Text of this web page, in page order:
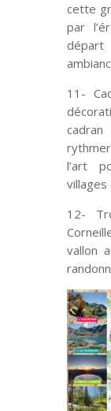
cette
par
11-
l’art
villages
12-
vallon